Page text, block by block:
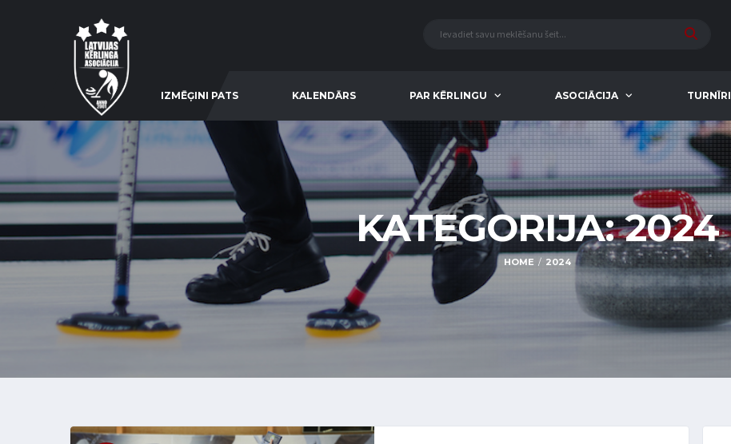
IZMĒĢINI PATS KALENDĀRS PAR KĒRLINGU ASOCIĀCIJA TURNĪRI
KATEGORIJA:2024
HOME 2024